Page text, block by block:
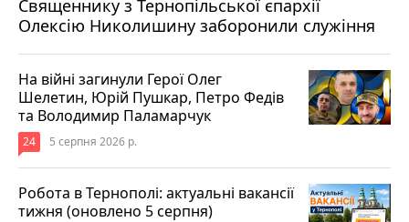
Священнику з Тернопільської єпархії
Олексію Николишину заборонили служіння
На війні загинули Герої Олег
Шелетин, Юрій Пушкар, Петро Федів
та Володимир Паламарчук
24 5 серпня 2026 р.
Робота в Тернополі: актуальні вакансії
тижня (оновлено 5 серпня)